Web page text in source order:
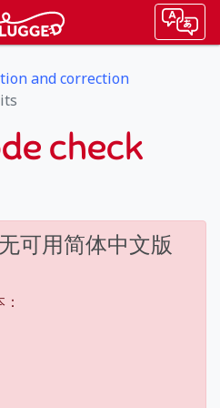
and correction
check
可用简体中文版